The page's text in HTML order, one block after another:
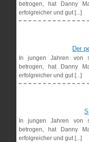
betrogen, hat Danny
erfolgreicher und gut [...]
Der
In jungen Jahren von
betrogen, hat Danny
erfolgreicher und gut [...]
In jungen Jahren von
betrogen, hat Danny
erfolgreicher und gut [...]